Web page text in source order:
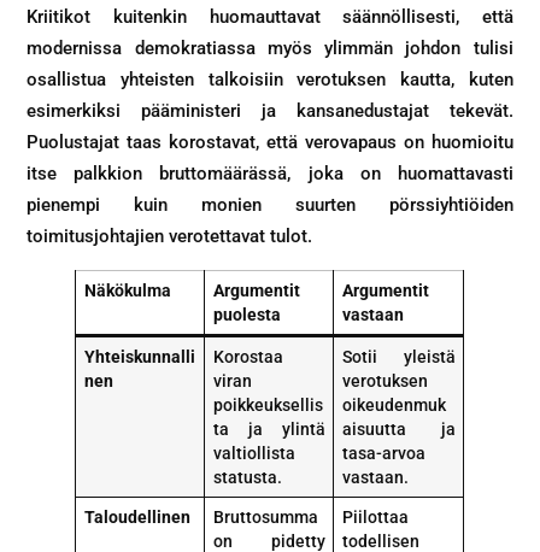
Kriitikot kuitenkin huomauttavat säännöllisesti, että
modernissa demokratiassa myös ylimmän johdon tulisi
osallistua yhteisten talkoisiin verotuksen kautta, kuten
esimerkiksi pääministeri ja kansanedustajat tekevät.
Puolustajat taas korostavat, että verovapaus on huomioitu
itse palkkion bruttomäärässä, joka on huomattavasti
pienempi kuin monien suurten pörssiyhtiöiden
toimitusjohtajien verotettavat tulot.
Näkökulma
Argumentit
puolesta
Argumentit
vastaan
Yhteiskunnalli
nen
Korostaa
viran
poikkeuksellis
ta ja ylintä
valtiollista
statusta.
Sotii yleistä
verotuksen
oikeudenmuk
aisuutta ja
tasa-arvoa
vastaan.
Taloudellinen
Bruttosumma
on pidetty
Piilottaa
todellisen